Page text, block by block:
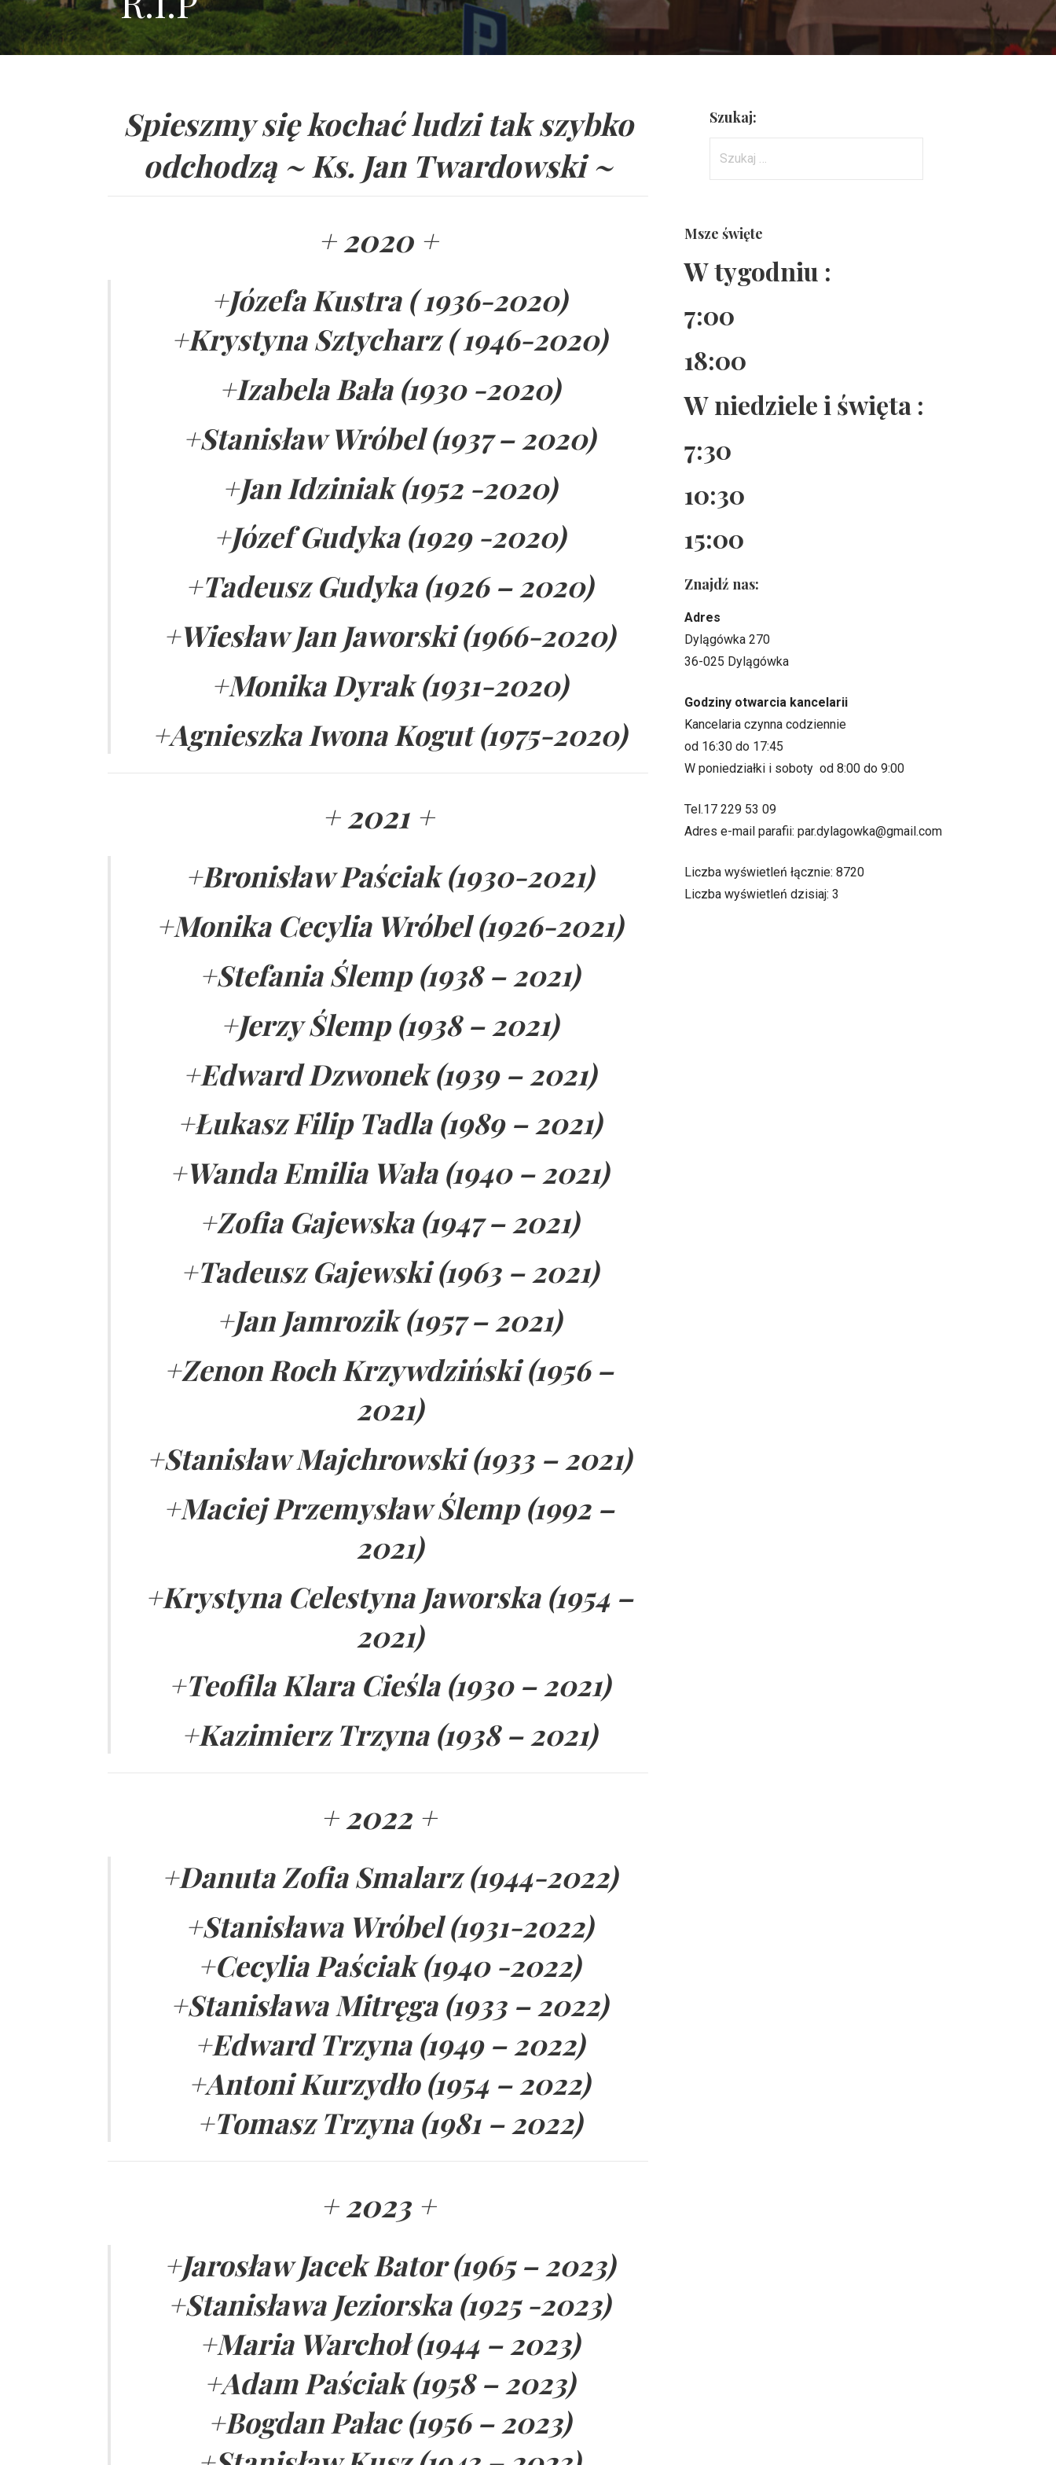
Spieszmy się kochać ludzi tak szybko
odchodzą ~ Ks. Jan Twardowski ~
+ 2020 +
+Józefa Kustra ( 1936-2020)
+Krystyna Sztycharz ( 1946-2020)
+Izabela Bała (1930 -2020)
+Stanisław Wróbel (1937 – 2020)
+Jan Idziniak (1952 -2020)
+Józef Gudyka (1929 -2020)
+Tadeusz Gudyka (1926 – 2020)
+Wiesław Jan Jaworski (1966-2020)
+Monika Dyrak (1931-2020)
+Agnieszka Iwona Kogut (1975-2020)
+ 2021 +
+Bronisław Paściak (1930-2021)
+Monika Cecylia Wróbel (1926-2021)
+Stefania Ślemp (1938 – 2021)
+Jerzy Ślemp (1938 – 2021)
+Edward Dzwonek (1939 – 2021)
+Łukasz Filip Tadla (1989 – 2021)
+Wanda Emilia Wała (1940 – 2021)
+Zofia Gajewska (1947 – 2021)
+Tadeusz Gajewski (1963 – 2021)
+Jan Jamrozik (1957 – 2021)
+Zenon Roch Krzywdziński (1956 –
2021)
+Stanisław Majchrowski (1933 – 2021)
+Maciej Przemysław Ślemp (1992 –
2021)
+Krystyna Celestyna Jaworska (1954 –
2021)
+Teofila Klara Cieśla (1930 – 2021)
+Kazimierz Trzyna (1938 – 2021)
+ 2022 +
+Danuta Zofia Smalarz (1944-2022)
+Stanisława Wróbel (1931-2022)
+Cecylia Paściak (1940 -2022)
+Stanisława Mitręga (1933 – 2022)
+Edward Trzyna (1949 – 2022)
+Antoni Kurzydło (1954 – 2022)
+Tomasz Trzyna (1981 – 2022)
+ 2023 +
+Jarosław Jacek Bator (1965 – 2023)
+Stanisława Jeziorska (1925 -2023)
+Maria Warchoł (1944 – 2023)
+Adam Paściak (1958 – 2023)
+Bogdan Pałac (1956 – 2023)
Szukaj:
Msze święte
W tygodniu :
7:00
18:00
W niedziele i święta :
7:30
10:30
15:00
Znajdź nas:
Adres
Dylągówka 270
36-025 Dylągówka
Godziny otwarcia kancelarii
Kancelaria czynna codziennie
od 16:30 do 17:45
W poniedziałki i soboty od 8:00 do 9:00
Tel.17 229 53 09
Adres e-mail parafii: par.dylagowka@gmail.com
Liczba wyświetleń łącznie: 8720
Liczba wyświetleń dzisiaj: 3